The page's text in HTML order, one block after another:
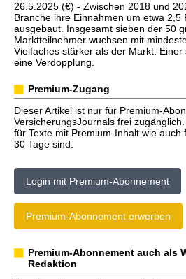
26.5.2025 (€) - Zwischen 2018 und
Branche ihre Einnahmen um etwa 2,5
ausgebaut. Insgesamt sieben der 50
Marktteilnehmer wuchsen mit
Vielfaches stärker als der Markt.
eine Verdopplung.
Premium-Zugang
Dieser Artikel ist nur für Premium-
VersicherungsJournals frei
für Texte mit Premium-Inhalt wie auch
30 Tage sind.
Login mit Premium-Abonnement
Premium-Abonnement erwerben
Premium-Abonnement auch als
Redaktion